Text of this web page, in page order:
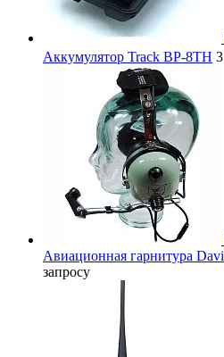
Аккумулятор Track BP-8TH
Авиационная гарнитура
запросу